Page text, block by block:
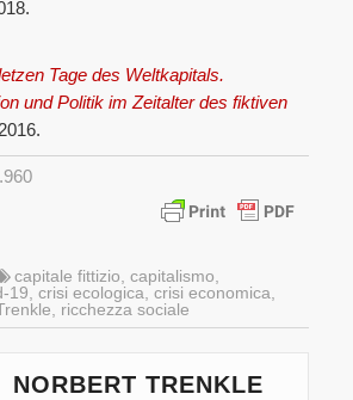
Tage des Weltkapitals.
und Politik im Zeitalter des fiktiven
capitale fittizio ,capitalismo
19 ,crisi ecologica ,crisi economica
ricchezza sociale
NORBERT TRENKLE